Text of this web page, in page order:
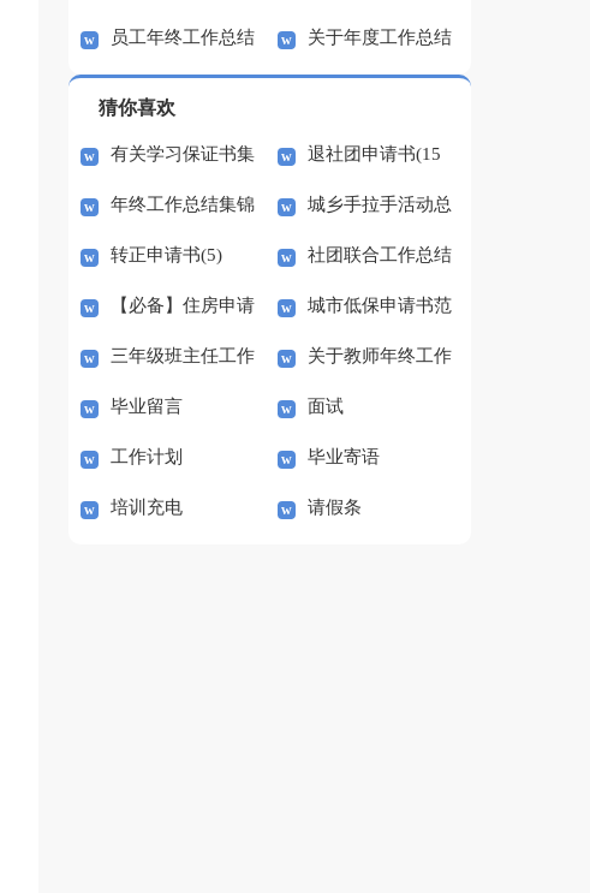
总结汇总九篇 总结
员工年终工作总结 关于年度工作总结
猜你喜欢
有关学习保证书集
锦10篇
退社团申请书(15
篇)
年终工作总结集锦
六篇
城乡手拉手活动总
结
转正申请书(5) 社团联合工作总结
【必备】住房申请
书集合五篇
城市低保申请书范
文汇总10篇
三年级班主任工作
总结
关于教师年终工作
总结4篇
毕业留言 面试
工作计划 毕业寄语
培训充电 请假条